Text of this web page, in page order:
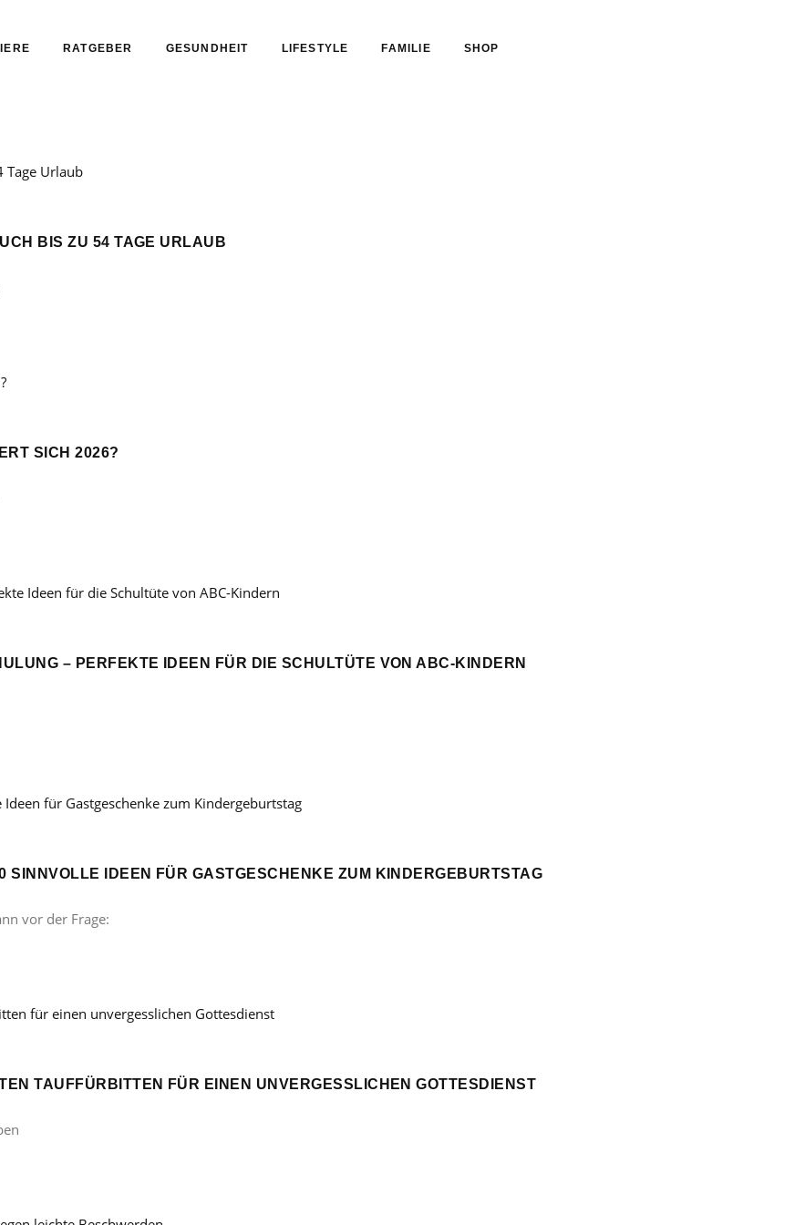
RATGEBER GESUNDHEIT LIFESTYLE FAMILIE SHOP
BIS ZU 54 TAGE URLAUB
SICH 2026?
– PERFEKTE IDEEN FÜR DIE SCHULTÜTE VON ABC-KINDERN
SINNVOLLE IDEEN FÜR GASTGESCHENKE ZUM KINDERGEBURTSTAG
vor der Frage:
TAUFFÜRBITTEN FÜR EINEN UNVERGESSLICHEN GOTTESDIENST